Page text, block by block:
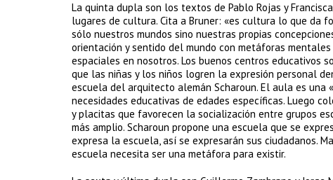
La quinta dupla son los textos de Pablo Rojas y
lugares de cultura. Cita a Bruner: «es cultura lo que da
sólo nuestros mundos sino nuestras propias
orientación y sentido del mundo con metáforas
espaciales en nosotros. Los buenos centros educativos
que las niñas y los niños logren la expresión personal
escuela del arquitecto alemán Scharoun. El aula es
necesidades educativas de edades específicas. Luego
y placitas que favorecen la socialización entre grupos
más amplio. Scharoun propone una escuela que se
expresa la escuela, así se expresarán sus ciudadanos.
escuela necesita ser una metáfora para existir.